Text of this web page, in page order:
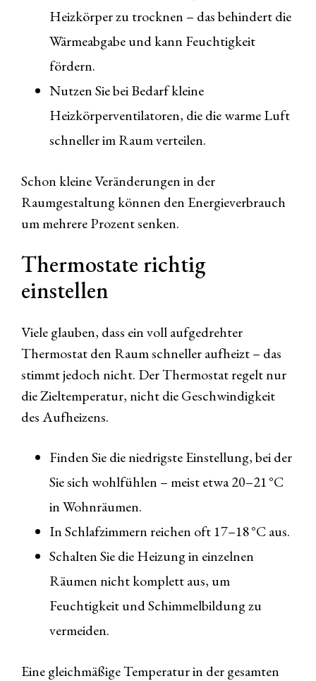
Heizkörper zu trocknen – das behindert die
Wärmeabgabe und kann Feuchtigkeit
fördern.
Nutzen Sie bei Bedarf kleine
Heizkörperventilatoren, die die warme Luft
schneller im Raum verteilen.
Schon kleine Veränderungen in der
Raumgestaltung können den Energieverbrauch
um mehrere Prozent senken.
Thermostate richtig
einstellen
Viele glauben, dass ein voll aufgedrehter
Thermostat den Raum schneller aufheizt – das
stimmt jedoch nicht. Der Thermostat regelt nur
die Zieltemperatur, nicht die Geschwindigkeit
des Aufheizens.
Finden Sie die niedrigste Einstellung, bei der
Sie sich wohlfühlen – meist etwa 20–21 °C
in Wohnräumen.
In Schlafzimmern reichen oft 17–18 °C aus.
Schalten Sie die Heizung in einzelnen
Räumen nicht komplett aus, um
Feuchtigkeit und Schimmelbildung zu
vermeiden.
Eine gleichmäßige Temperatur in der gesamten